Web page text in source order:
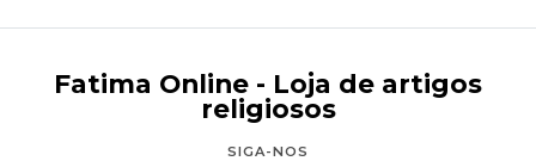
Fatima Online - Loja de artigos
religiosos
SIGA-NOS